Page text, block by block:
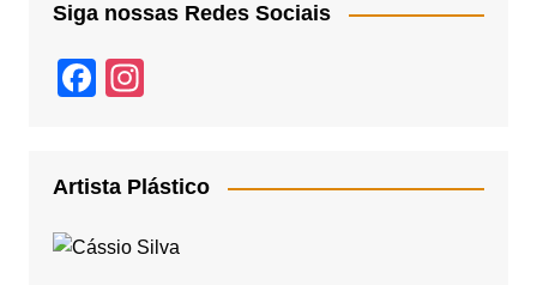
Siga nossas Redes Sociais
F
e
b
gr
a
Artista Plástico